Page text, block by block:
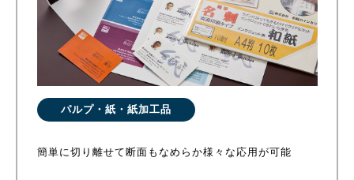
パルプ・紙・紙加工品
簡単に切り離せて断面もなめらか様々な応用が可能